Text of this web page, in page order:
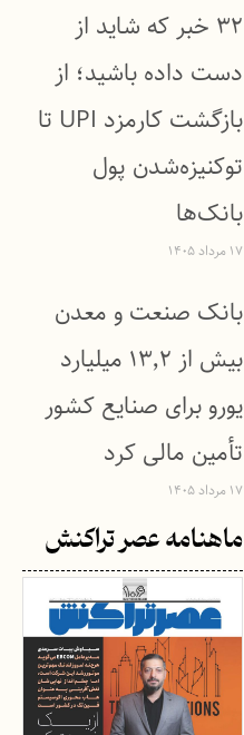
۳۲ خبر که شاید از
دست داده باشید؛ از
بازگشت کارمزد UPI تا
توکنیزه‌شدن پول
بانک‌ها
۱۷ مرداد ۱۴۰۵
بانک صنعت و معدن
بیش از ۱۳٬۲ میلیارد
یورو برای صنایع کشور
تأمین مالی کرد
۱۷ مرداد ۱۴۰۵
ماهنامه عصر تراکنش